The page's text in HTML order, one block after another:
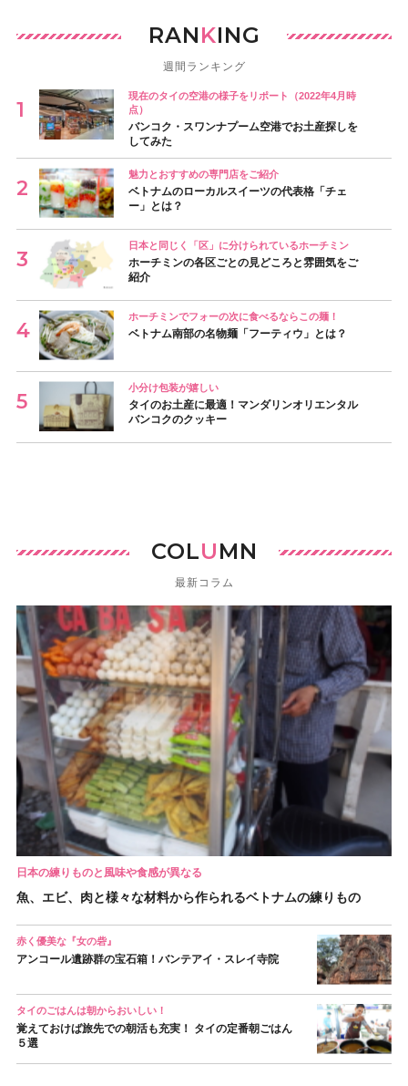
RANKING
週間ランキング
現在のタイの空港の様子をリポート（2022年4月時
点）
バンコク・スワンナプーム空港でお土産探しを
してみた
魅力とおすすめの専門店をご紹介
ベトナムのローカルスイーツの代表格「チェ
ー」とは？
日本と同じく「区」に分けられているホーチミン
ホーチミンの各区ごとの見どころと雰囲気をご
紹介
ホーチミンでフォーの次に食べるならこの麺！
ベトナム南部の名物麺「フーティウ」とは？
小分け包装が嬉しい
タイのお土産に最適！マンダリンオリエンタル
バンコクのクッキー
COLUMN
最新コラム
日本の練りものと風味や食感が異なる
魚、エビ、肉と様々な材料から作られるベトナムの練りもの
赤く優美な『女の砦』
アンコール遺跡群の宝石箱！バンテアイ・スレイ寺院
タイのごはんは朝からおいしい！
覚えておけば旅先での朝活も充実！ タイの定番朝ごはん
５選